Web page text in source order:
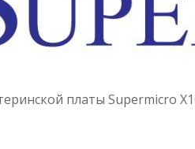
платы Supermicro